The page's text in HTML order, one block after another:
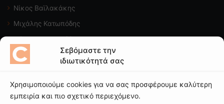
Σεβόμαστε την
ιδιωτικότητά σας
Χρησιμοποιούμε cookies για να σας προσφέρουμε καλύτερη
εμπειρία και πιο σχετικό περιεχόμενο.
Νίκος Βαϊλακάκης
Μιχάλης Κατωπόδης
Κώστας Χαλκιαδάκης
Δείτε το κανάλι μας